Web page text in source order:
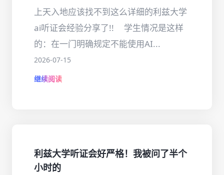
上天入地应该找不到这么详细的利兹大学
ai听证会经验分享了!! ㅤ学生情况是这样
的：在一门明确规定不能使用AI...
2026-07-15
继续阅读
利兹大学听证会好严格！我被问了半个
小时的